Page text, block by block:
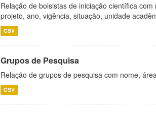
Relação de bolsistas de iniciação científica
projeto, ano, vigência, situação, unidade
CSV
Grupos de Pesquisa
Relação de grupos de pesquisa com nome,
CSV